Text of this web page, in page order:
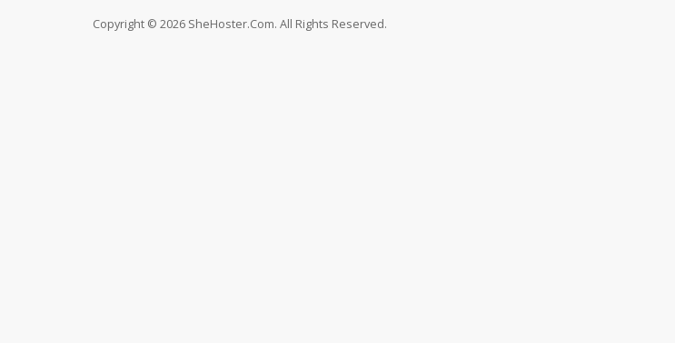
Copyright © 2026 SheHoster.Com. All Rights Reserved.